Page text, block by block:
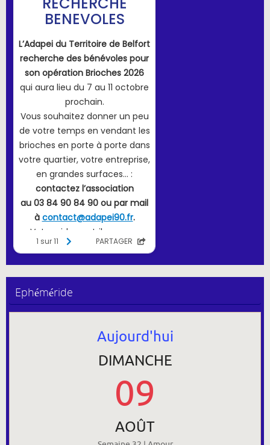
Ephéméride
Aujourd'hui
DIMANCHE
09
AOÛT